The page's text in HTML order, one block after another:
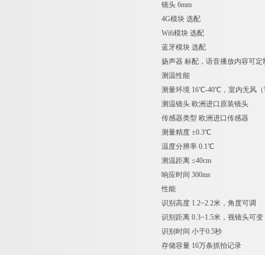
镜头 6mm
4G模块 选配
Wifi模块 选配
蓝牙模块 选配
扬声器 标配，语音播放内容可定
测温性能
测量环境 16℃-40℃，室内无风（
测温镜头 欧洲进口原装镜头
传感器类型 欧洲进口传感器
测量精度 ±0.3℃
温度分辨率 0.1℃
测温距离 ≤40cm
响应时间 300ms
性能
识别高度 1.2~2.2米，角度可调
识别距离 0.3~1.5米，视镜头可变
识别时间 小于0.5秒
存储容量 16万条抓拍记录